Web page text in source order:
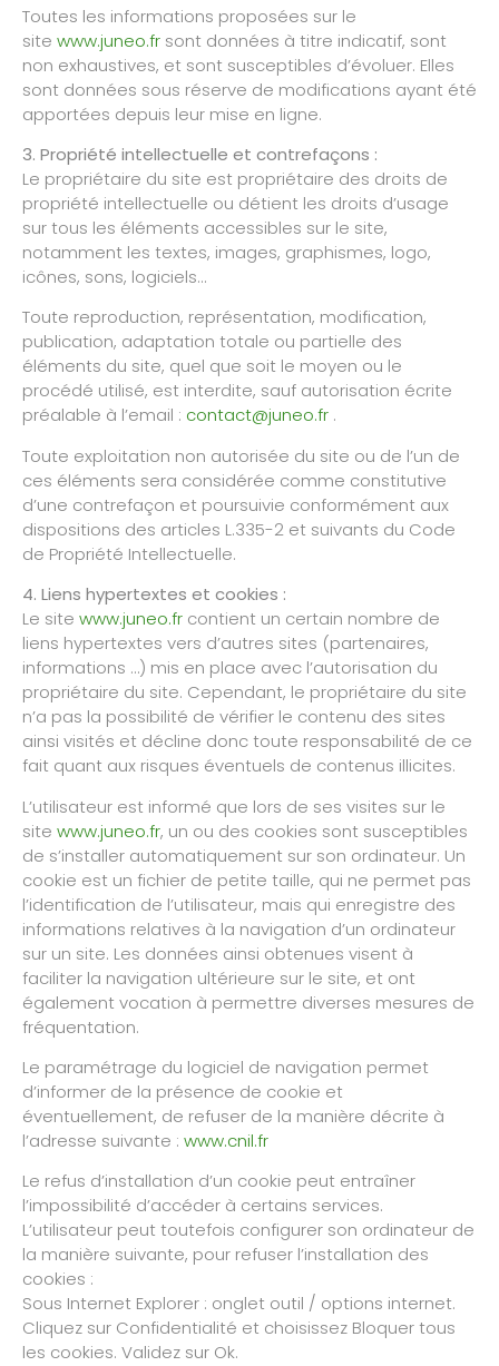
Toutes les informations proposées sur le
site www.juneo.fr sont données à titre indicatif, sont
non exhaustives, et sont susceptibles d’évoluer. Elles
sont données sous réserve de modifications ayant été
apportées depuis leur mise en ligne.
3. Propriété intellectuelle et contrefaçons :
Le propriétaire du site est propriétaire des droits de
propriété intellectuelle ou détient les droits d’usage
sur tous les éléments accessibles sur le site,
notamment les textes, images, graphismes, logo,
icônes, sons, logiciels…
Toute reproduction, représentation, modification,
publication, adaptation totale ou partielle des
éléments du site, quel que soit le moyen ou le
procédé utilisé, est interdite, sauf autorisation écrite
préalable à l’email : contact@juneo.fr .
Toute exploitation non autorisée du site ou de l’un de
ces éléments sera considérée comme constitutive
d’une contrefaçon et poursuivie conformément aux
dispositions des articles L.335-2 et suivants du Code
de Propriété Intellectuelle.
4. Liens hypertextes et cookies :
Le site www.juneo.fr contient un certain nombre de
liens hypertextes vers d’autres sites (partenaires,
informations …) mis en place avec l’autorisation du
propriétaire du site. Cependant, le propriétaire du site
n’a pas la possibilité de vérifier le contenu des sites
ainsi visités et décline donc toute responsabilité de ce
fait quant aux risques éventuels de contenus illicites.
L’utilisateur est informé que lors de ses visites sur le
site www.juneo.fr, un ou des cookies sont susceptibles
de s’installer automatiquement sur son ordinateur. Un
cookie est un fichier de petite taille, qui ne permet pas
l’identification de l’utilisateur, mais qui enregistre des
informations relatives à la navigation d’un ordinateur
sur un site. Les données ainsi obtenues visent à
faciliter la navigation ultérieure sur le site, et ont
également vocation à permettre diverses mesures de
fréquentation.
Le paramétrage du logiciel de navigation permet
d’informer de la présence de cookie et
éventuellement, de refuser de la manière décrite à
l’adresse suivante : www.cnil.fr
Le refus d’installation d’un cookie peut entraîner
l’impossibilité d’accéder à certains services.
L’utilisateur peut toutefois configurer son ordinateur de
la manière suivante, pour refuser l’installation des
cookies :
Sous Internet Explorer : onglet outil / options internet.
Cliquez sur Confidentialité et choisissez Bloquer tous
les cookies. Validez sur Ok.